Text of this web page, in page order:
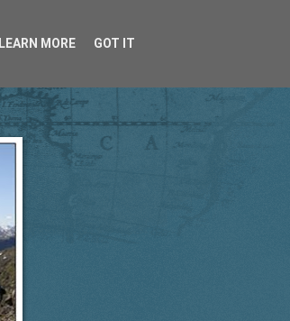
LEARN MORE GOT IT